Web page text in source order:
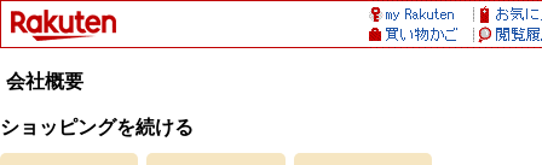
会社概要
ショッピングを続ける